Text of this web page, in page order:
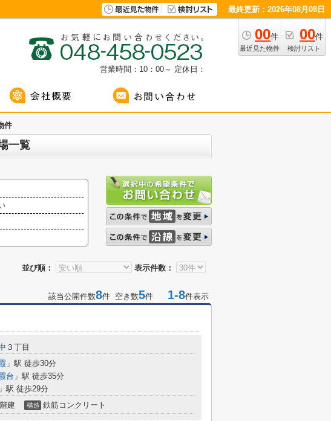
最終更新：2026年08月08日
00件
最近見た物件
00件
検討リスト
営業時間：10：00～ 定休日：
件
一覧
並び順： 表示件数：
該当公開件数8件 空き数5件 1-8件表示
３丁目
」駅 徒歩30分
台 」駅 徒歩35分
」駅 徒歩29分
建 構造 鉄筋コンクリート